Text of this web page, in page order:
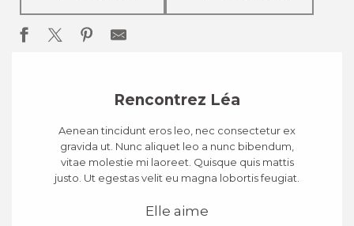
Rencontrez Léa
Aenean tincidunt eros leo, nec consectetur ex
gravida ut. Nunc aliquet leo a nunc bibendum,
vitae molestie mi laoreet. Quisque quis mattis
justo. Ut egestas velit eu magna lobortis feugiat.
Elle aime